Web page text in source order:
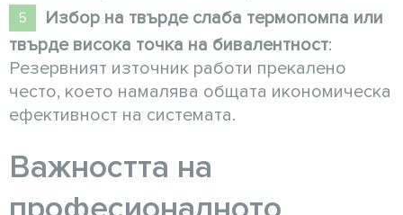
Избор на твърде слаба термопомпа или
твърде висока точка на бивалентност:
Резервният източник работи прекалено
често, което намалява общата икономическа
ефективност на системата.
Важността на